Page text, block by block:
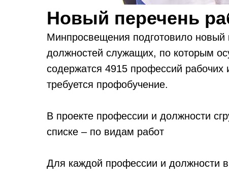
Новый перечень
Минпросвещения подготовило новый
должностей служащих, по которым
содержатся 4915 профессий
требуется профобучение.
В проекте профессии и должности
списке – по видам работ
Для каждой профессии и должности в